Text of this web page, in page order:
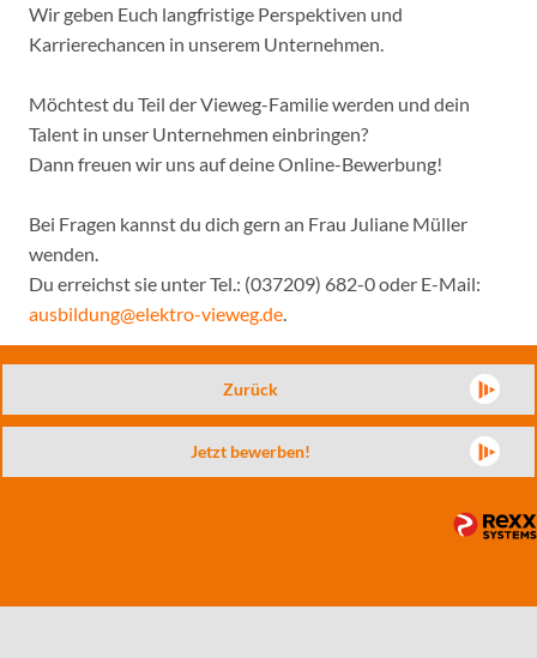
Wir geben Euch langfristige Perspektiven und
Karrierechancen in unserem Unternehmen.
Möchtest du Teil der Vieweg-Familie werden und dein
Talent in unser Unternehmen einbringen?
Dann freuen wir uns auf deine Online-Bewerbung!
Bei Fragen kannst du dich gern an Frau Juliane Müller
wenden.
Du erreichst sie unter Tel.: (037209) 682-0 oder E-Mail:
ausbildung@elektro-vieweg.de
Zurück
Jetzt bewerben!